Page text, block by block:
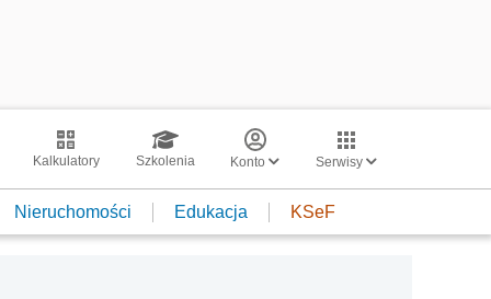
Kalkulatory Szkolenia Konto Serwisy
Nieruchomości Edukacja KSeF